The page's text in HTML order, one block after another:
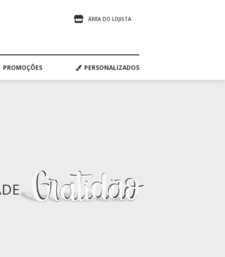
ÁREA DO LOJISTA
PROMOÇÕES PERSONALIZADOS